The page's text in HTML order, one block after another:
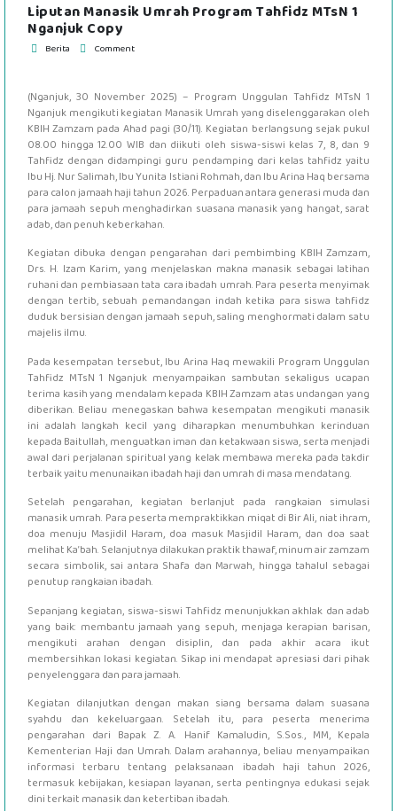
Liputan Manasik Umrah Program Tahfidz MTsN 1
Nganjuk Copy
Berita Comment
(Nganjuk, 30 November 2025) – Program Unggulan Tahfidz MTsN 1
Nganjuk mengikuti kegiatan Manasik Umrah yang diselenggarakan oleh
KBIH Zamzam pada Ahad pagi (30/11). Kegiatan berlangsung sejak pukul
08.00 hingga 12.00 WIB dan diikuti oleh siswa-siswi kelas 7, 8, dan 9
Tahfidz dengan didampingi guru pendamping dari kelas tahfidz yaitu
Ibu Hj. Nur Salimah, Ibu Yunita Istiani Rohmah, dan Ibu Arina Haq bersama
para calon jamaah haji tahun 2026. Perpaduan antara generasi muda dan
para jamaah sepuh menghadirkan suasana manasik yang hangat, sarat
adab, dan penuh keberkahan.
Kegiatan dibuka dengan pengarahan dari pembimbing KBIH Zamzam,
Drs. H. Izam Karim, yang menjelaskan makna manasik sebagai latihan
ruhani dan pembiasaan tata cara ibadah umrah. Para peserta menyimak
dengan tertib, sebuah pemandangan indah ketika para siswa tahfidz
duduk bersisian dengan jamaah sepuh, saling menghormati dalam satu
majelis ilmu.
Pada kesempatan tersebut, Ibu Arina Haq mewakili Program Unggulan
Tahfidz MTsN 1 Nganjuk menyampaikan sambutan sekaligus ucapan
terima kasih yang mendalam kepada KBIH Zamzam atas undangan yang
diberikan. Beliau menegaskan bahwa kesempatan mengikuti manasik
ini adalah langkah kecil yang diharapkan menumbuhkan kerinduan
kepada Baitullah, menguatkan iman dan ketakwaan siswa, serta menjadi
awal dari perjalanan spiritual yang kelak membawa mereka pada takdir
terbaik yaitu menunaikan ibadah haji dan umrah di masa mendatang.
Setelah pengarahan, kegiatan berlanjut pada rangkaian simulasi
manasik umrah. Para peserta mempraktikkan miqat di Bir Ali, niat ihram,
doa menuju Masjidil Haram, doa masuk Masjidil Haram, dan doa saat
melihat Ka’bah. Selanjutnya dilakukan praktik thawaf, minum air zamzam
secara simbolik, sai antara Shafa dan Marwah, hingga tahalul sebagai
penutup rangkaian ibadah.
Sepanjang kegiatan, siswa-siswi Tahfidz menunjukkan akhlak dan adab
yang baik: membantu jamaah yang sepuh, menjaga kerapian barisan,
mengikuti arahan dengan disiplin, dan pada akhir acara ikut
membersihkan lokasi kegiatan. Sikap ini mendapat apresiasi dari pihak
penyelenggara dan para jamaah.
Kegiatan dilanjutkan dengan makan siang bersama dalam suasana
syahdu dan kekeluargaan. Setelah itu, para peserta menerima
pengarahan dari Bapak Z. A. Hanif Kamaludin, S.Sos., MM, Kepala
Kementerian Haji dan Umrah. Dalam arahannya, beliau menyampaikan
informasi terbaru tentang pelaksanaan ibadah haji tahun 2026,
termasuk kebijakan, kesiapan layanan, serta pentingnya edukasi sejak
dini terkait manasik dan ketertiban ibadah.